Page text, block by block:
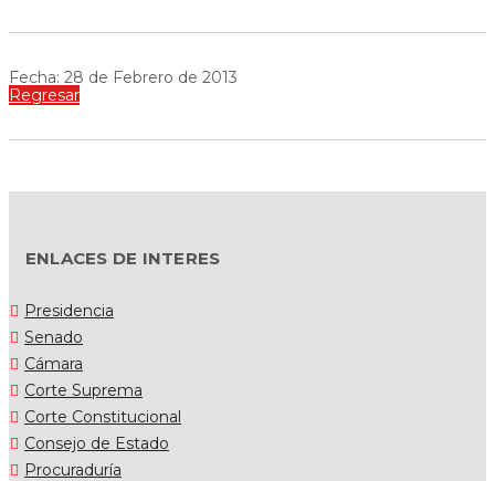
Fecha: 28 de Febrero de 2013
Regresar
ENLACES DE INTERES
Presidencia
Senado
Cámara
Corte Suprema
Corte Constitucional
Consejo de Estado
Procuraduría